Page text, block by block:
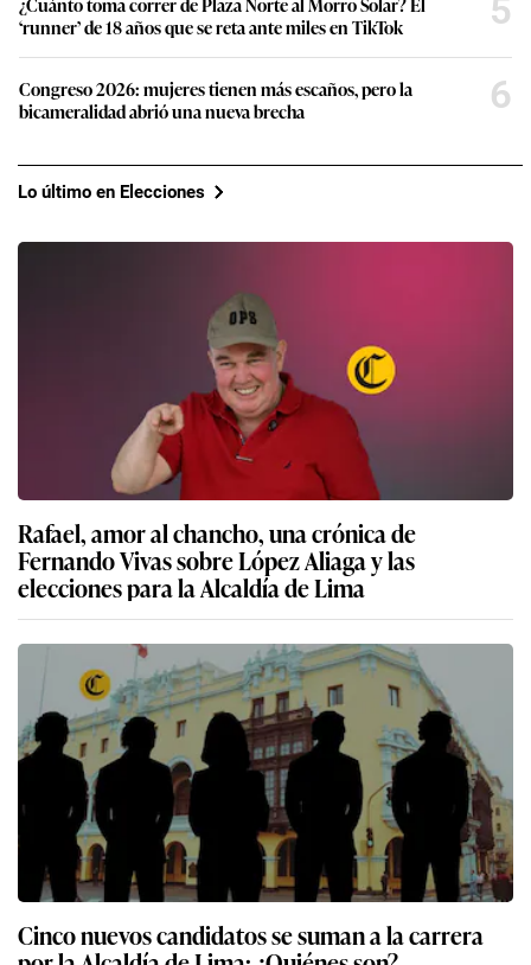
‘runner’ de 18 años que se reta ante miles en TikTok
5
Congreso 2026: mujeres tienen más escaños, pero la
bicameralidad abrió una nueva brecha
6
Lo último en Elecciones
Rafael, amor al chancho, una crónica de
Fernando Vivas sobre López Aliaga y las
elecciones para la Alcaldía de Lima
Cinco nuevos candidatos se suman a la carrera